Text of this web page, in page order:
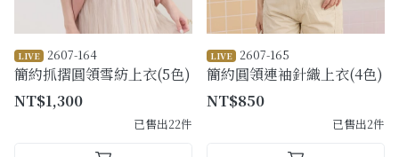
LIVE 2607-164
簡約抓摺圓領雪紡上衣(5色)
NT$1,300
已售出22件
LIVE 2607-165
簡約圓領連袖針織上衣(4色)
NT$850
已售出2件